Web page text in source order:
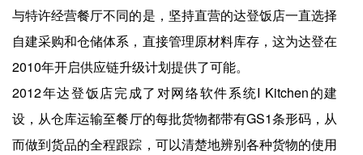
与特许经营餐厅不同的是，坚持直营的达登饭店一直选择
自建采购和仓储体系，直接管理原材料库存，这为达登在
2010年开启供应链升级计划提供了可能。
2012年达登饭店完成了对网络软件系统I Kitchen的建
设，从仓库运输至餐厅的每批货物都带有GS1条形码，从
而做到货品的全程跟踪，可以清楚地辨别各种货物的使用